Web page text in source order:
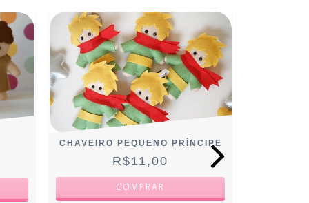
CHAVEIRO PEQUENO PRÍNCIPE
R$11,00